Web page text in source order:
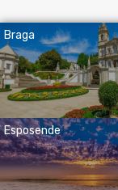
Braga
Esposende